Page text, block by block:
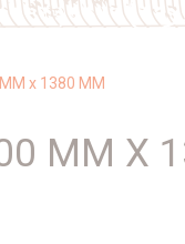
x 1380 MM
MM X